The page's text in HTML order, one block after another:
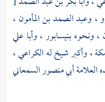
، وعبد الصمد بن المأمون ،
، ونحوهبنيسابور،وأبا علي
، وأكبر شيخ لهالكراعي،
العلامةأبي منصور السمعاني